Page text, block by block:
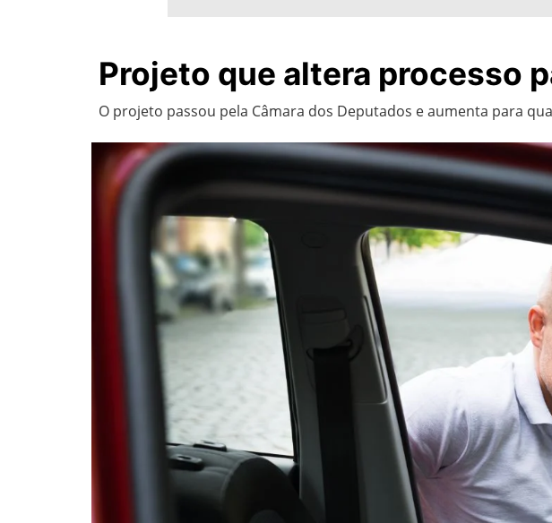
Projeto que altera processo
O projeto passou pela Câmara dos Deputados e aumenta para